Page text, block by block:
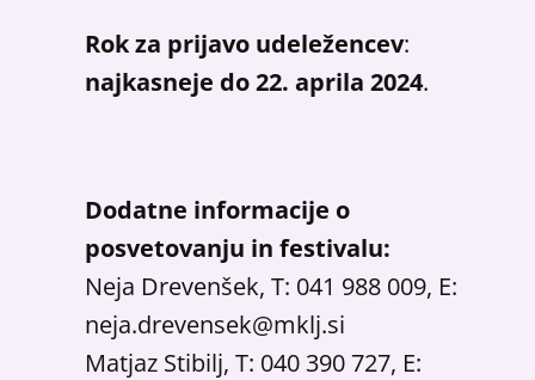
Rok za prijavo udeležencev:
najkasneje do 22. aprila 2024.
Dodatne informacije o
posvetovanju in festivalu:
Neja Drevenšek, T: 041 988 009, E:
neja.drevensek@mklj.si
Matjaz Stibilj, T: 040 390 727, E: